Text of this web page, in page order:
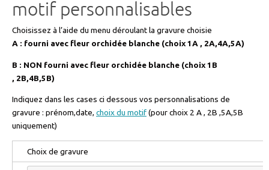
motif personnalisables
Choisissez à l’aide du menu déroulant la gravure choisie
A : fourni avec fleur orchidée blanche (choix 1A , 2A,4A,5A)
B : NON fourni avec fleur orchidée blanche (choix 1B
, 2B,4B,5B)
Indiquez dans les cases ci dessous vos personnalisations de
gravure : prénom,date, choix du motif(pour choix 2 A , 2B ,5A,5B
uniquement)
Choix de gravure